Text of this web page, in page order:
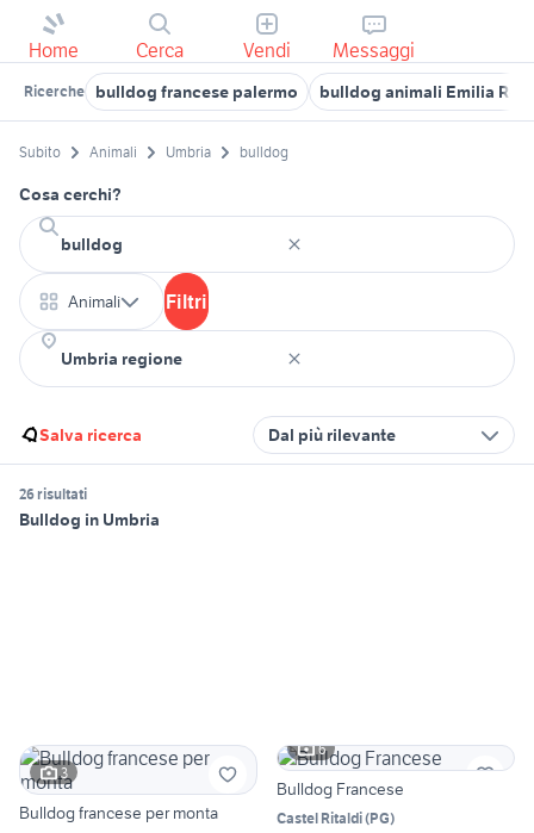
Home Cerca Vendi Messaggi
Ricerche bulldog francese palermo bulldog animali Emilia
Subito Animali Umbria bulldog
Cosa cerchi?
Animali Filtri
Salva ricerca Dal più rilevante
26 risultati
Bulldog in Umbria
3
Bulldog francese per monta
6
Bulldog Francese
Castel Ritaldi(PG)